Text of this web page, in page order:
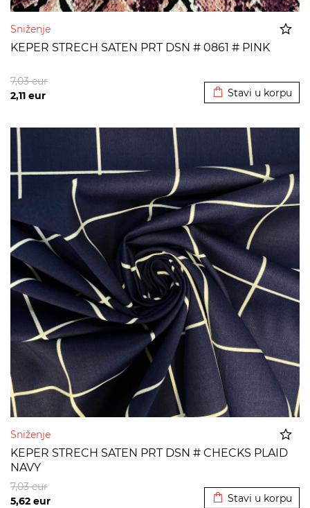
Sniženje
KEPER STRECH SATEN PRT DSN # 0861 # PINK
2,11 eur
7,03eur
Stavi u korpu
Sniženje
KEPER STRECH SATEN PRT DSN # CHECKS PLAID
NAVY
5,62 eur
7,03eur
Stavi u korpu